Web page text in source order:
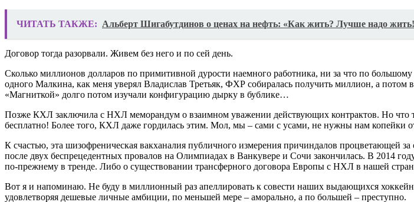
ЧИТАТЬ ТАКЖЕ: Альберт Шигабутдинов о ценах на нефть: «Как жить? Лучше надо
Договор тогда разорвали. Живем без него и по сей день.
Сколько миллионов долларов по примитивной дурости наемного работника, ни за что по большому
одного Малкина, как меня уверял Владислав Третьяк, ФХР собиралась получить миллион, а
«Магниткой» долго потом изучали конфигурацию дырку в бублике…
Позже КХЛ заключила с НХЛ меморандум о взаимном уважении действующих контрактов. Но что
бесплатно! Более того, КХЛ даже гордилась этим. Мол, мы – сами с усами, не нужны нам копейки
К счастью, эта шизофреническая вакханалия публичного измерения причиндалов процветающей
после двух беспрецедентных провалов на Олимпиадах в Ванкувере и Сочи закончилась. В
по-прежнему в тренде. Либо о существовании трансферного договора Европы с НХЛ в нашей
Вот я и напоминаю. Не буду в миллионный раз апеллировать к совести наших выдающихся
удовлетворяя дешевые личные амбиции, по меньшей мере – аморально, а по большей – преступно.